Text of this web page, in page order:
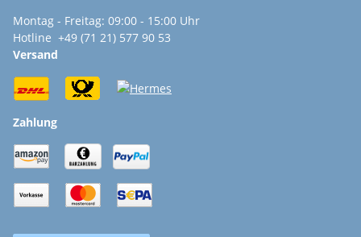
Montag - Freitag: 09:00 - 15:00 Uhr
Hotline +49 (71 21) 577 90 53
Versand
Zahlung